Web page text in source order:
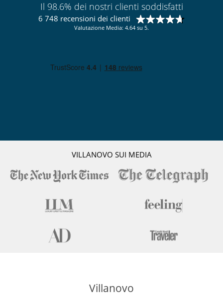
Il 98.6% dei nostri clienti soddisfatti
6 748 recensioni dei clienti
Valutazione Media: 4.64 su 5.
VILLANOVO SUI MEDIA
Villanovo